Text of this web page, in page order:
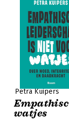
Petra Kuipers
watjes